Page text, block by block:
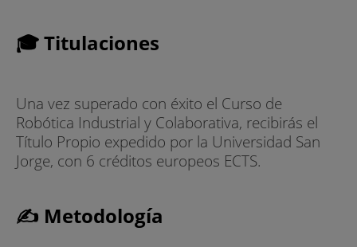
🎓 Titulaciones
Una vez superado con éxito el Curso de
Robótica Industrial y Colaborativa, recibirás el
Título Propio expedido por la Universidad San
Jorge, con 6 créditos europeos ECTS.
✍ Metodología